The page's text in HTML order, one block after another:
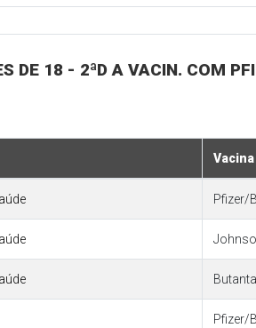
18 - 2ªD A VACIN. COM
Vacina
Pfizer/
Pfizer/